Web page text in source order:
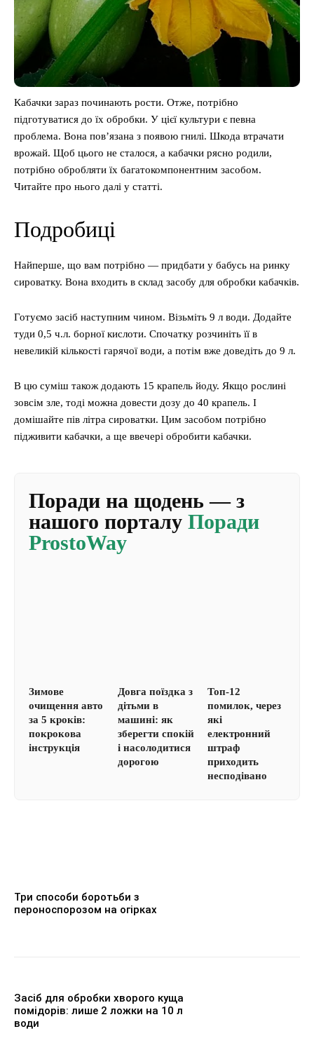
Кабачки зараз починають рости. Отже, потрібно
підготуватися до їх обробки. У цієї культури є певна
проблема. Вона пов’язана з появою гнилі. Шкода втрачати
врожай. Щоб цього не сталося, а кабачки рясно родили,
потрібно обробляти їх багатокомпонентним засобом.
Читайте про нього далі у статті.
Подробиці
Найперше, що вам потрібно — придбати у бабусь на ринку
сироватку. Вона входить в склад засобу для обробки кабачків.
Готуємо засіб наступним чином. Візьміть 9 л води. Додайте
туди 0,5 ч.л. борної кислоти. Спочатку розчиніть її в
невеликій кількості гарячої води, а потім вже доведіть до 9 л.
В цю суміш також додають 15 крапель йоду. Якщо рослині
зовсім зле, тоді можна довести дозу до 40 крапель. І
домішайте пів літра сироватки. Цим засобом потрібно
підживити кабачки, а ще ввечері обробити кабачки.
Поради на щодень — з
нашого порталу Поради
ProstoWay
Зимове
очищення авто
за 5 кроків:
покрокова
інструкція
Довга поїздка з
дітьми в
машині: як
зберегти спокій
і насолодитися
дорогою
Топ-12
помилок, через
які
електронний
штраф
приходить
несподівано
Три способи боротьби з
пероноспорозом на огірках
Засіб для обробки хворого куща
помідорів: лише 2 ложки на 10 л
води